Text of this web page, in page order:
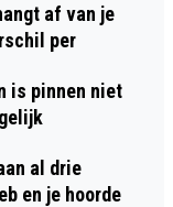
af van je
per
is pinnen niet
al drie
en je hoorde